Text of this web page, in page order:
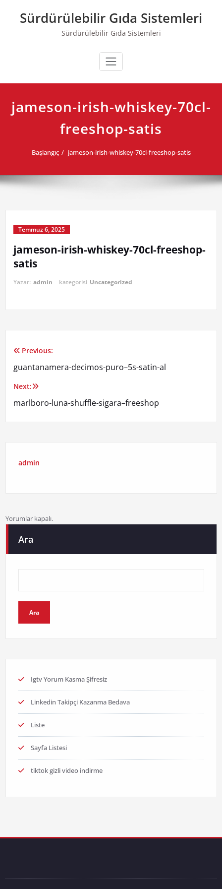
contentSürdürülebilir Gıda Sistemleri
Sürdürülebilir Gıda Sistemleri
jameson-irish-whiskey-70cl-
freeshop-satis
Başlangıç jameson-irish-whiskey-70cl-freeshop-satis
Temmuz 6, 2025
jameson-irish-whiskey-70cl-freeshop-
satis
Yazar: admin kategorisi Uncategorized
Yazı
gezinmesi
Previous:
guantanamera-decimos-puro–5s-satin-al
Next:
marlboro-luna-shuffle-sigara–freeshop
admin
Yorumlar kapalı.
Ara
Ara
Igtv Yorum Kasma Şifresiz
Linkedin Takipçi Kazanma Bedava
Liste
Sayfa Listesi
tiktok gizli video indirme